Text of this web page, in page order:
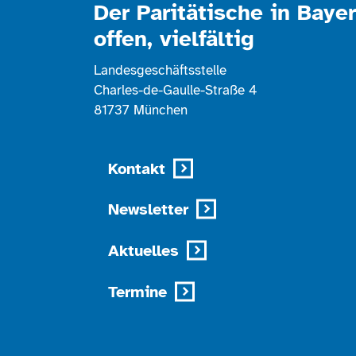
Der Paritätische in
offen, vielfältig
Landesgeschäftsstelle
Charles-de-Gaulle-Straße 4
81737 München
Kontakt
Newsletter
Aktuelles
Termine